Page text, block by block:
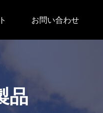
お問い合わせ
品